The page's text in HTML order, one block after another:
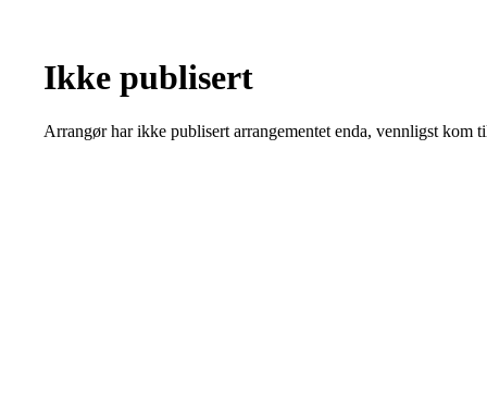
Ikke publisert
Arrangør har ikke publisert arrangementet enda, vennligst kom